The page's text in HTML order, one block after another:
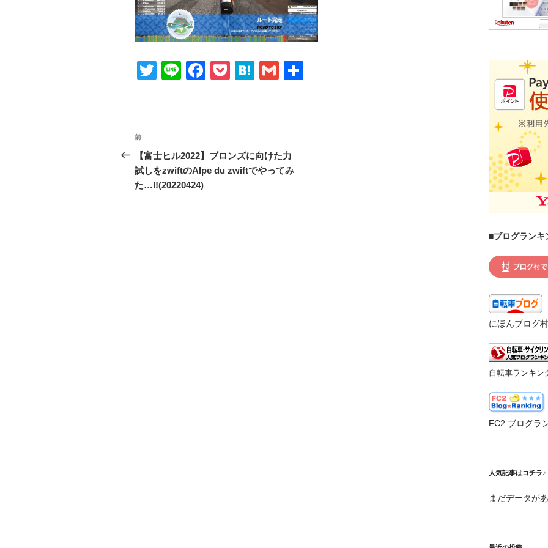
T
Li
F
b
o
P
H
a
G
投
稿
ナ
前
の
投
稿
前
【富士ヒル2022】ブロンズに向けた力
試しをzwiftのAlpe du zwiftでやってみ
た…‼(20220424)
■ブログランキ
にほんブログ村
自転車ランキン
FC2 ブログラ
人気記事はコチラ♪
まだデータが